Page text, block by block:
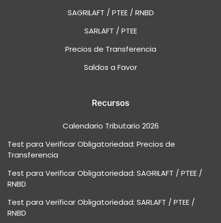
SAGRILAFT / PTEE / RNBD
SARLAFT / PTEE
Precios de Transferencia
Saldos a Favor
Recursos
Calendario Tributario 2026
Test para Verificar Obligatoriedad: Precios de
Transferencia
Test para Verificar Obligatoriedad: SAGRILAFT / PTEE /
RNBD
Test para Verificar Obligatoriedad: SARLAFT / PTEE /
RNBD